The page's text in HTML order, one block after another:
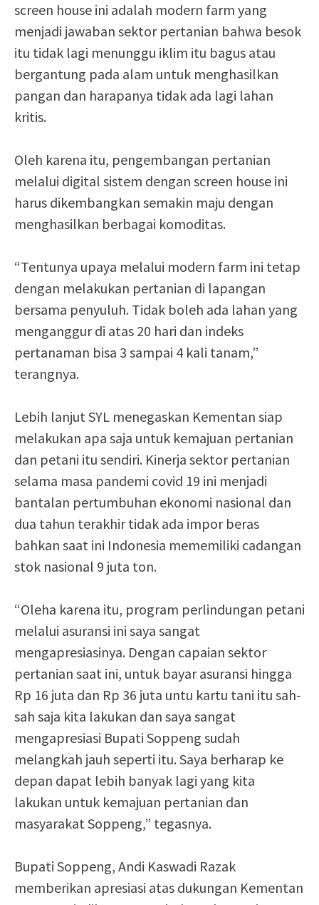
screen house ini adalah modern farm yang
menjadi jawaban sektor pertanian bahwa besok
itu tidak lagi menunggu iklim itu bagus atau
bergantung pada alam untuk menghasilkan
pangan dan harapanya tidak ada lagi lahan
kritis.
Oleh karena itu, pengembangan pertanian
melalui digital sistem dengan screen house ini
harus dikembangkan semakin maju dengan
menghasilkan berbagai komoditas.
“Tentunya upaya melalui modern farm ini tetap
dengan melakukan pertanian di lapangan
bersama penyuluh. Tidak boleh ada lahan yang
menganggur di atas 20 hari dan indeks
pertanaman bisa 3 sampai 4 kali tanam,”
terangnya.
Lebih lanjut SYL menegaskan Kementan siap
melakukan apa saja untuk kemajuan pertanian
dan petani itu sendiri. Kinerja sektor pertanian
selama masa pandemi covid 19 ini menjadi
bantalan pertumbuhan ekonomi nasional dan
dua tahun terakhir tidak ada impor beras
bahkan saat ini Indonesia mememiliki cadangan
stok nasional 9 juta ton.
“Oleha karena itu, program perlindungan petani
melalui asuransi ini saya sangat
mengapresiasinya. Dengan capaian sektor
pertanian saat ini, untuk bayar asuransi hingga
Rp 16 juta dan Rp 36 juta untu kartu tani itu sah-
sah saja kita lakukan dan saya sangat
mengapresiasi Bupati Soppeng sudah
melangkah jauh seperti itu. Saya berharap ke
depan dapat lebih banyak lagi yang kita
lakukan untuk kemajuan pertanian dan
masyarakat Soppeng,” tegasnya.
Bupati Soppeng, Andi Kaswadi Razak
memberikan apresiasi atas dukungan Kementan